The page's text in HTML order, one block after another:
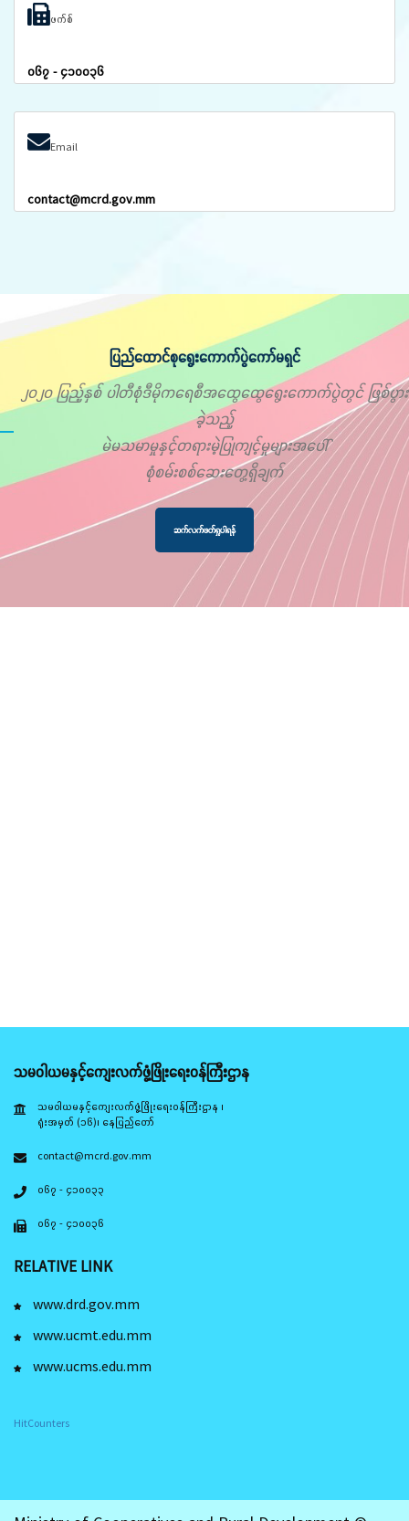
ဖက်စ်
၀၆၇ - ၄၁၀၀၃၆
Email
contact@mcrd.gov.mm
ပြည်ထောင်စုရွေးကောက်ပွဲကော်မရှင်
၂၀၂၀ ပြည့်နှစ် ပါတီစုံဒီမိုကရေစီအထွေထွေရွေးကောက်ပွဲတွင် ဖြစ်ပွား
ခဲ့သည့်
မဲမသမာမှုနှင့်တရားမဲ့ပြုကျင့်မှုများအပေါ်
စုံစမ်းစစ်ဆေးတွေ့ရှိချက်
ဆက်လက်ဖတ်ရှုပါရန်
သမဝါယမနှင့်ကျေးလက်ဖွံ့ဖြိုးရေးဝန်ကြီးဌာန
သမဝါယမနှင့်ကျေးလက်ဖွံ့ဖြိုးရေးဝန်ကြီးဌာန ၊
ရုံးအမှတ် (၁၆)၊ နေပြည်တော်
contact@mcrd.gov.mm
၀၆၇ - ၄၁၀၀၃၃
၀၆၇ - ၄၁၀၀၃၆
RELATIVE LINK
www.drd.gov.mm
www.ucmt.edu.mm
www.ucms.edu.mm
HitCounters